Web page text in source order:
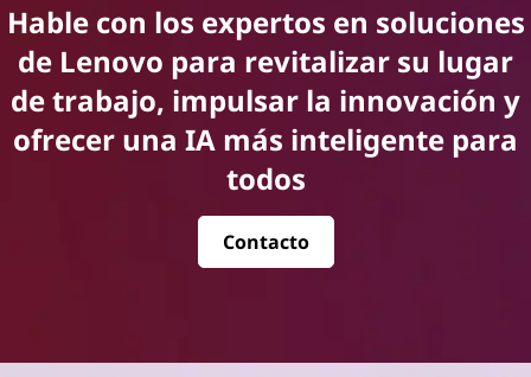
Hable con los expertos en soluciones
de Lenovo para revitalizar su lugar
de trabajo, impulsar la innovación y
ofrecer una IA más inteligente para
todos
Contacto